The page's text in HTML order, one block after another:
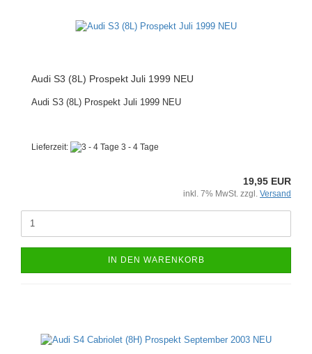
Audi S3 (8L) Prospekt Juli 1999 NEU
Audi S3 (8L) Prospekt Juli 1999 NEU
Lieferzeit: 3 - 4 Tage
19,95 EUR
inkl. 7% MwSt. zzgl. Versand
IN DEN WARENKORB